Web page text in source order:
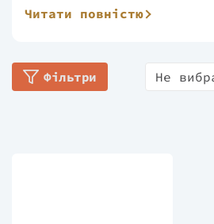
вона також зіграла
популярного YouTube-каналу
Читати повністю
Фільтри Не